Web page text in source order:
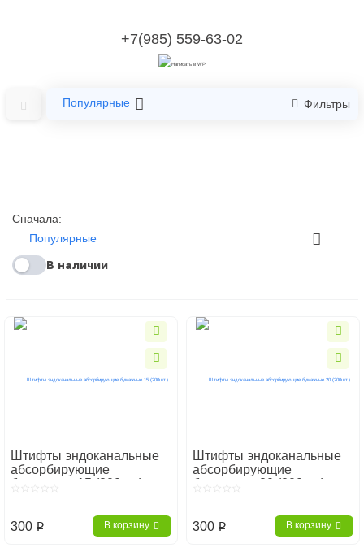
+7(985) 559-63-02
Популярные Фильтры
Сначала:
Популярные
В наличии
Штифты эндоканальные
абсорбирующие
бумажные 15 (200шт.)
300 p В корзину
Штифты эндоканальные
абсорбирующие
бумажные 20 (200шт.)
300 p В корзину